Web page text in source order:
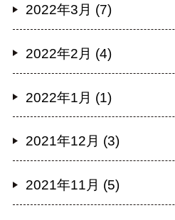
2022年3月 (7)
2022年2月 (4)
2022年1月 (1)
2021年12月 (3)
2021年11月 (5)